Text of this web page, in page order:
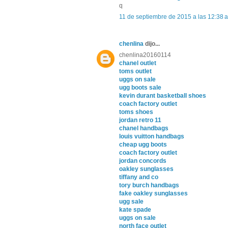
q
11 de septiembre de 2015 a las 12:38
chenlina dijo...
chenlina20160114
chanel outlet
toms outlet
uggs on sale
ugg boots sale
kevin durant basketball shoes
coach factory outlet
toms shoes
jordan retro 11
chanel handbags
louis vuitton handbags
cheap ugg boots
coach factory outlet
jordan concords
oakley sunglasses
tiffany and co
tory burch handbags
fake oakley sunglasses
ugg sale
kate spade
uggs on sale
north face outlet